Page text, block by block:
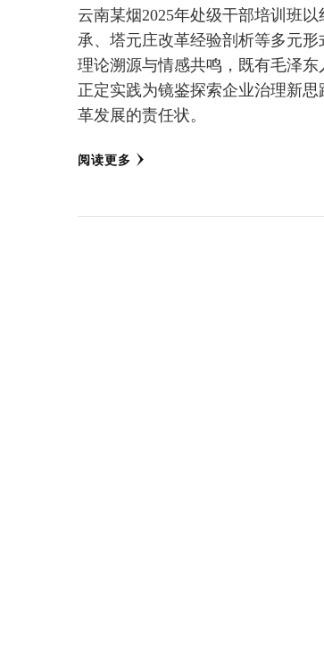
云南某烟2025年处级干部培训班
承、塔元庄改革经验剖析等多元
理论溯源与情感共鸣，既有毛泽
正定实践为镜鉴探索企业治理新
革发展的责任状。
阅读更多